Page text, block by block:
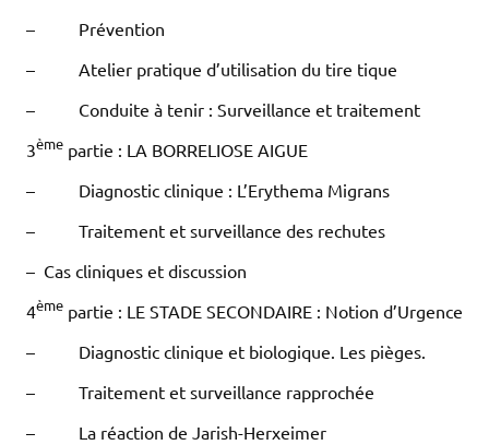
– Prévention
– Atelier pratique d’utilisation du tire tique
– Conduite à tenir : Surveillance et traitement
3ème partie : LA BORRELIOSE AIGUE
– Diagnostic clinique : L’Erythema Migrans
– Traitement et surveillance des rechutes
– Cas cliniques et discussion
4ème partie : LE STADE SECONDAIRE : Notion d’Urgence
– Diagnostic clinique et biologique. Les pièges.
– Traitement et surveillance rapprochée
– La réaction de Jarish-Herxeimer